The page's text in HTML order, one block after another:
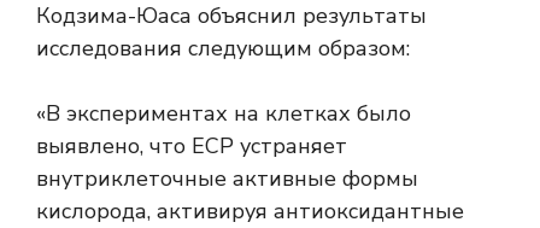
Кодзима-Юаса объяснил результаты
исследования следующим образом:
«В экспериментах на клетках было
выявлено, что ECP устраняет
внутриклеточные активные формы
кислорода, активируя антиоксидантные